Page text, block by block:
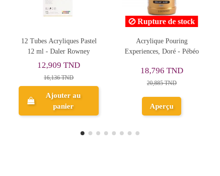
Acrylique Pouring
Experiences, Doré - Pébéo
18,796 TND
Aperçu
Tube Acrylique 120ml Vert
Paul Véronèse 615 -
Ajouter au